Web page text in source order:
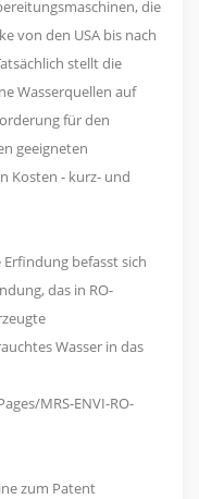
die
von den USA bis nach
stellt die
Wasserquellen auf
für den
geeigneten
Kosten - kurz- und
Erfindung befasst sich
das in RO-
Wasser in das
MRS-ENVI-RO-
zum Patent